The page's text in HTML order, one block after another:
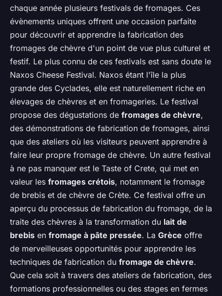
chaque année plusieurs festivals de fromages. Ces
évènements uniques offrent une occasion parfaite
pour découvrir et apprendre la fabrication des
fromages de chèvre d'un point de vue plus culturel et
festif. Le plus connu de ces festivals est sans doute le
Naxos Cheese Festival. Naxos étant l'île la plus
grande des Cyclades, elle est naturellement riche en
élevages de chèvres et en fromageries. Le festival
propose des dégustations de fromages de chèvre,
des démonstrations de fabrication de fromages, ainsi
que des ateliers où les visiteurs peuvent apprendre à
faire leur propre fromage de chèvre. Un autre festival
à ne pas manquer est le Taste of Crete, qui met en
valeur les fromages crétois, notamment le fromage
de brebis et de chèvre de Crète. Ce festival offre un
aperçu du processus de fabrication du fromage, de la
traite des chèvres à la transformation du lait de
brebis en fromage à pâte pressée. La Grèce offre
de merveilleuses opportunités pour apprendre les
techniques de fabrication du fromage de chèvre.
Que cela soit à travers des ateliers de fabrication, des
formations professionnelles ou des stages en fermes